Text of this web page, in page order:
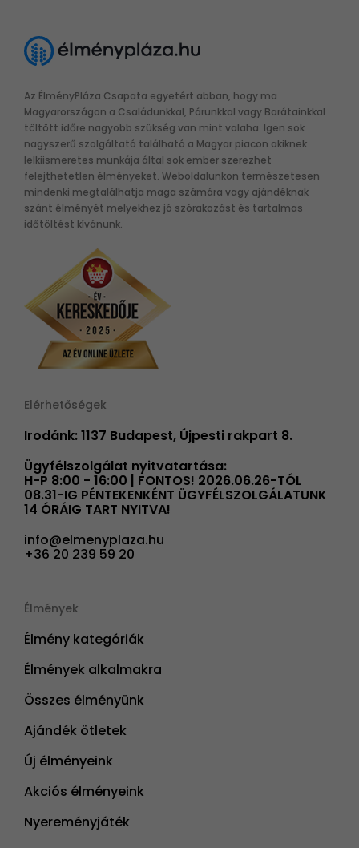
Az ÉlményPláza Csapata egyetért abban, hogy ma
Magyarországon a Családunkkal, Párunkkal vagy Barátainkkal
töltött időre nagyobb szükség van mint valaha. Igen sok
nagyszerű szolgáltató található a Magyar piacon akiknek
lelkiismeretes munkája által sok ember szerezhet
felejthetetlen élményeket. Weboldalunkon természetesen
mindenki megtalálhatja maga számára vagy ajándéknak
szánt élményét melyekhez jó szórakozást és tartalmas
időtöltést kívánunk.
Elérhetőségek
Irodánk: 1137 Budapest, Újpesti rakpart 8.
Ügyfélszolgálat nyitvatartása:
H-P 8:00 - 16:00 | FONTOS! 2026.06.26-TÓL
08.31-IG PÉNTEKENKÉNT ÜGYFÉLSZOLGÁLATUNK
14 ÓRÁIG TART NYITVA!
info@elmenyplaza.hu
+36 20 239 59 20
Élmények
Élmény kategóriák
Élmények alkalmakra
Összes élményünk
Ajándék ötletek
Új élményeink
Akciós élményeink
Nyereményjáték